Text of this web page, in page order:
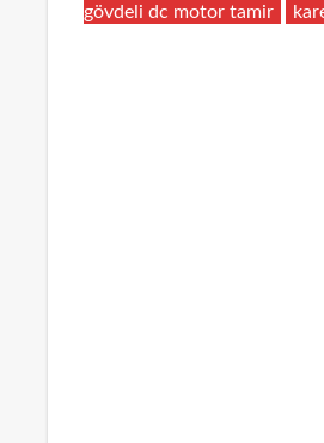
gövdeli dc motor tamir